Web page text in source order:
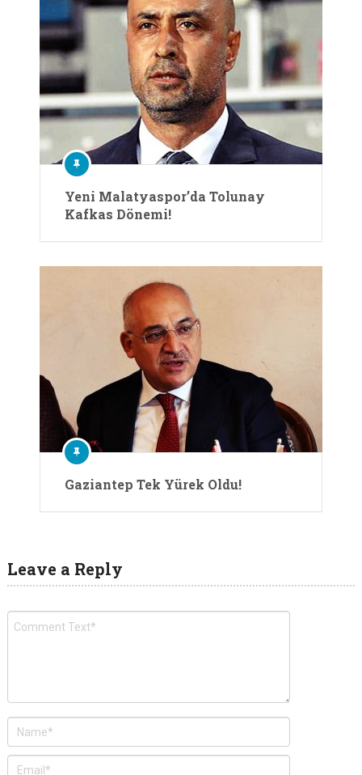
Yeni Malatyaspor’da Tolunay
Kafkas Dönemi!
Gaziantep Tek Yürek Oldu!
Leave a Reply